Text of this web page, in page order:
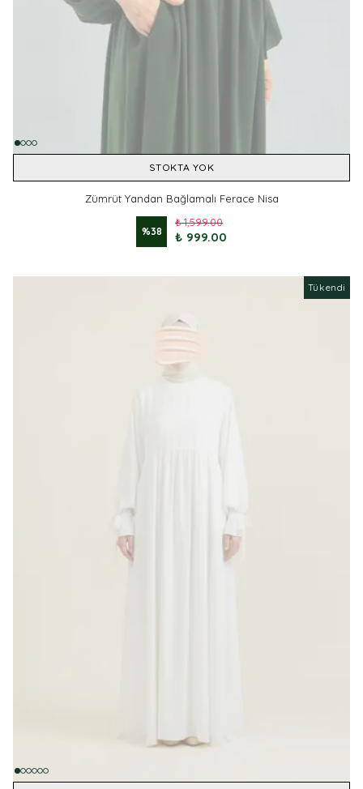
STOKTA YOK
Zümrüt Yandan Bağlamalı Ferace Nisa
%38
₺ 1,599.00
₺ 999.00
Tükendi